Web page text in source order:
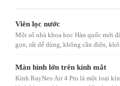
Viên lọc nước
Một số nhà khoa học Hàn quốc mới
gọn, rất dễ dùng, không cần điện,
Màn hình lớn trên kính mắt
Kính RayNeo Air 4 Pro là một loại